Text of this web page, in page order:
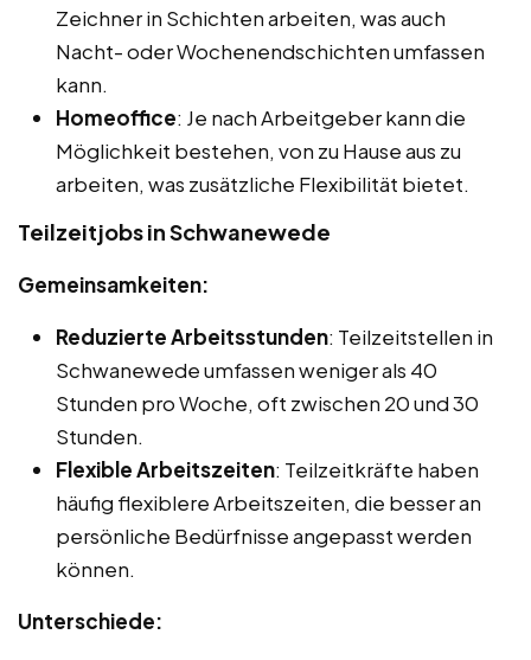
Zeichner in Schichten arbeiten, was auch
Nacht- oder Wochenendschichten umfassen
kann.
Homeoffice: Je nach Arbeitgeber kann die
Möglichkeit bestehen, von zu Hause aus zu
arbeiten, was zusätzliche Flexibilität bietet.
Teilzeitjobs in Schwanewede
Gemeinsamkeiten:
Reduzierte Arbeitsstunden: Teilzeitstellen in
Schwanewede umfassen weniger als 40
Stunden pro Woche, oft zwischen 20 und 30
Stunden.
Flexible Arbeitszeiten: Teilzeitkräfte haben
häufig flexiblere Arbeitszeiten, die besser an
persönliche Bedürfnisse angepasst werden
können.
Unterschiede: